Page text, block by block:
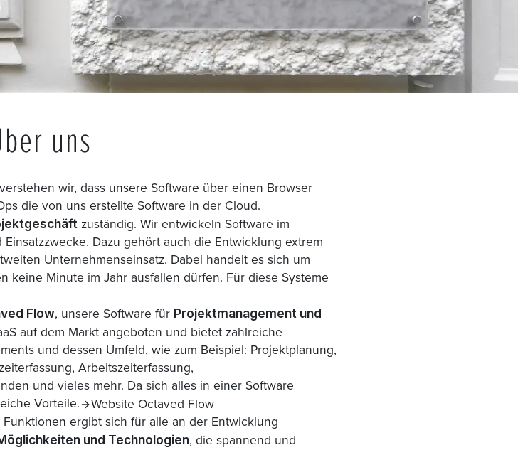
uns
wir, dass unsere Software über einen Browser
die von uns erstellte Software in der Cloud.
zuständig. Wir entwickeln Software im
Dazu gehört auch die Entwicklung extrem
Unternehmenseinsatz. Dabei handelt es sich um
keine Minute im Jahr ausfallen dürfen. Für diese Systeme
Flow, unsere Software für Projektmanagement und
auf dem Markt angeboten und bietet zahlreiche
und dessen Umfeld, wie zum Beispiel: Projektplanung,
Arbeitszeiterfassung,
und vieles mehr. Da sich alles in einer Software
Vorteile.
Website Octaved Flow
ergibt sich für alle an der Entwicklung
und Technologien, die spannend und